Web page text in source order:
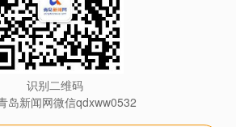
识别二维码
岛新闻网微信qdxww0532